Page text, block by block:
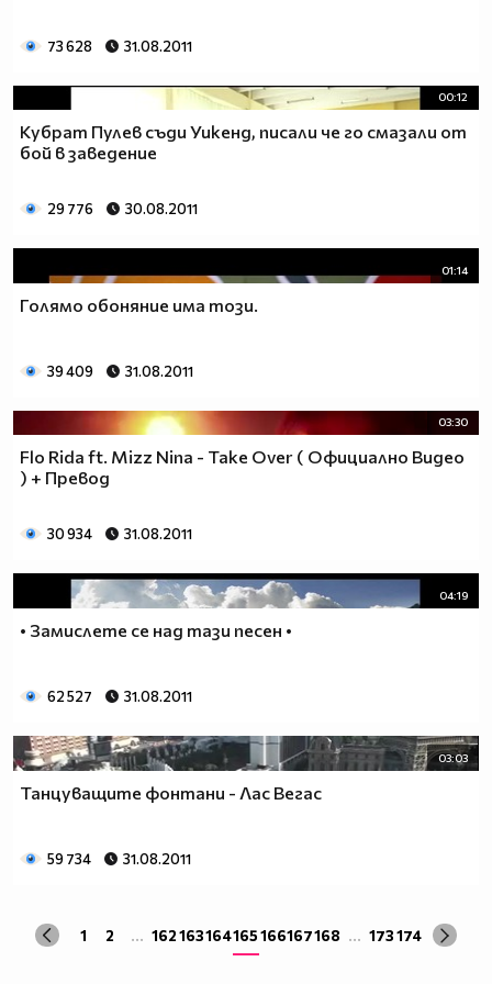
73 628 31.08.2011
00:12
Кубрат Пулев съди Уикенд, писали че го смазали от
бой в заведение
29 776 30.08.2011
01:14
Голямо обоняние има този.
39 409 31.08.2011
03:30
Flo Rida ft. Mizz Nina - Take Over ( Официално Видео
) + Превод
30 934 31.08.2011
04:19
• Замислете се над тази песен •
62 527 31.08.2011
03:03
Танцуващите фонтани - Лас Вегас
59 734 31.08.2011
1 2 ... 162163164165166167168 ... 173174